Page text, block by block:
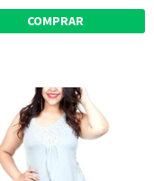
COMPRAR